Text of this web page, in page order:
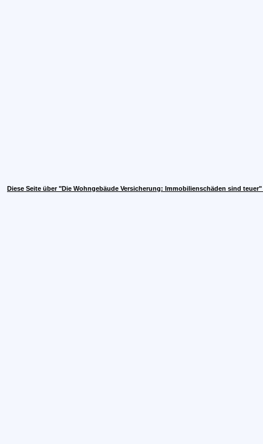
Diese Seite über "Die Wohngebäude Versicherung: Immobilienschäden sind